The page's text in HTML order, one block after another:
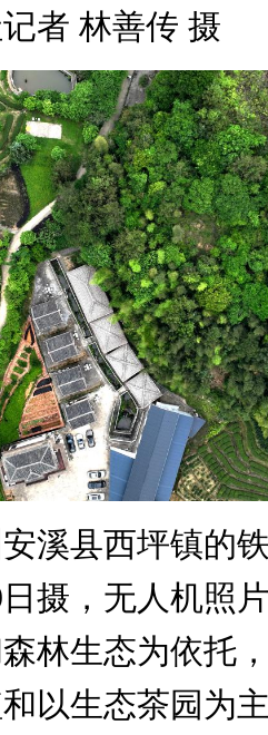
者 林善传 摄
县西坪镇的铁
摄，无人机照
林生态为依托
以生态茶园为